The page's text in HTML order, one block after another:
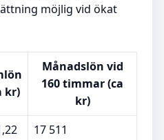
möjlig vid ökat
kr)
Månadslön vid
160 timmar (ca
kr)
17 511